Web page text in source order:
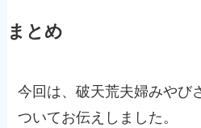
まとめ
今回は、破天荒夫婦みやび
ついてお伝えしました。